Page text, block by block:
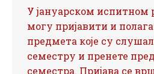
У јануарском испитном
могу пријавити и
предмета које су
семестру и пренете
семестра. Пријава се